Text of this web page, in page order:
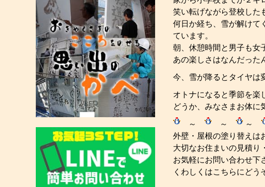
笑い転げながら登校した
何日か経ち、雪が解けて
ています。
朝、休憩時間と男子も女
あの楽しさはなんだった
今、雪が降るとタイヤは
オトナになると季節を楽
どうか、みなさまお体に
～
～ ～
外壁・屋根の塗り替えは
大切なお住まいの見積り
お気軽にお問い合わせ下
くわしくはこちらにどう